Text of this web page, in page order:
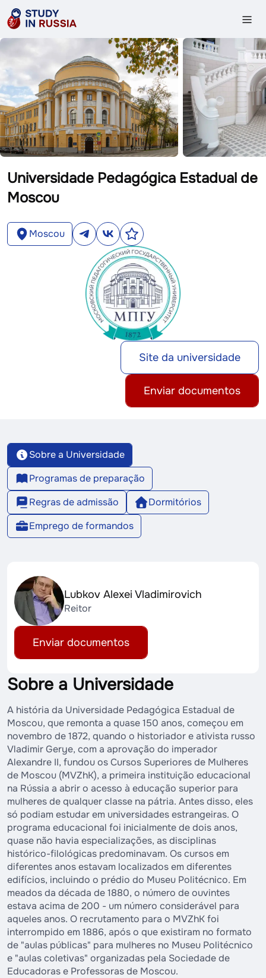
Universidade Pedagógica Estadual de
Moscou
Moscou
Site da universidade
Enviar documentos
Sobre a Universidade
Programas de preparação
Regras de admissão
Dormitórios
Emprego de formandos
Lubkov Alexei Vladimirovich
Reitor
Enviar documentos
Sobre a Universidade
A história da Universidade Pedagógica Estadual de
Moscou, que remonta a quase 150 anos, começou em
novembro de 1872, quando o historiador e ativista russo
Vladimir Gerye, com a aprovação do imperador
Alexandre II, fundou os Cursos Superiores de Mulheres
de Moscou (MVZhK), a primeira instituição educacional
na Rússia a abrir o acesso à educação superior para
mulheres de qualquer classe na pátria. Antes disso, eles
só podiam estudar em universidades estrangeiras. O
programa educacional foi inicialmente de dois anos,
quase não havia especializações, as disciplinas
histórico-filológicas predominavam. Os cursos em
diferentes anos estavam localizados em diferentes
edifícios, incluindo o prédio do Museu Politécnico. Em
meados da década de 1880, o número de ouvintes
estava acima de 200 - um número considerável para
aqueles anos. O recrutamento para o MVZhK foi
interrompido em 1886, após o que existiram no formato
de "aulas públicas" para mulheres no Museu Politécnico
e "aulas coletivas" organizadas pela Sociedade de
Educadoras e Professoras de Moscou.